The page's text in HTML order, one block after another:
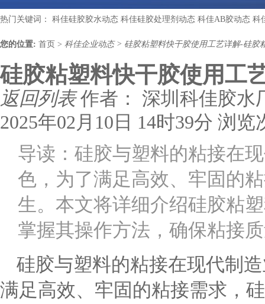
热门关键词： 科佳硅胶胶水动态 科佳硅胶处理剂动态 科佳AB胶动态 科
您的位置: 首页 > 科佳企业动态 > 硅胶粘塑料快干胶使用工艺详解-硅胶
硅胶粘塑料快干胶使用工
返回列表作者： 深圳科佳胶水
2025年02月10日 14时39分 浏览
导读：硅胶与塑料的粘接在
色，为了满足高效、牢固的
生。本文将详细介绍硅胶粘
掌握其操作方法，确保粘接
硅胶与塑料的粘接在现代制
满足高效、牢固的粘接需求，